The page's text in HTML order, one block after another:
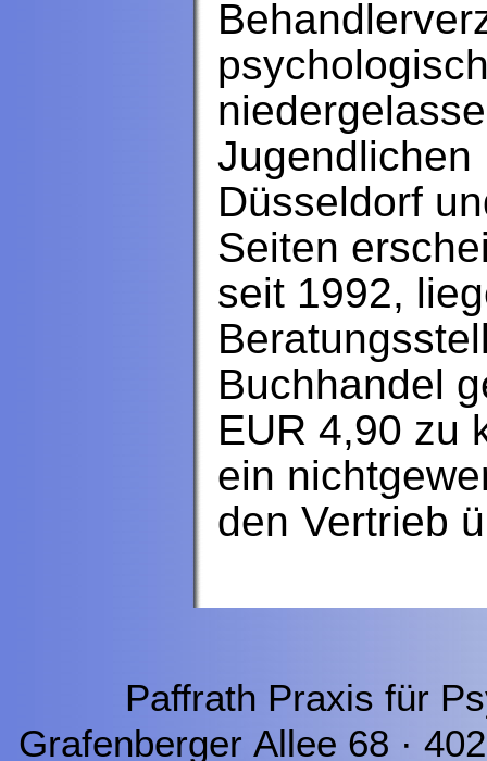
Jugendlichen
Düsseldorf
Seiten
seit 1992,
Buchhandel
EUR 4,90 zu
ein
den Vertrieb
Paffrath Praxis für
Grafenberger Allee 68 ·